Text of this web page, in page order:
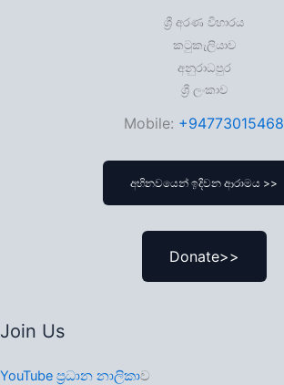
ශ්‍රී අරණ විහාරය
කටුකැලියාව
අනුරාධපුර
ශ්‍රී ලංකාව
Mobile: +94773015468
අභිනවයෙන් ඉදිවන ආරාමය >>
Donate>>
Join Us
YouTube ප්‍රධාන නාලිකාව